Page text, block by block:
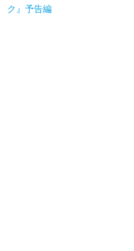
ク』予告編